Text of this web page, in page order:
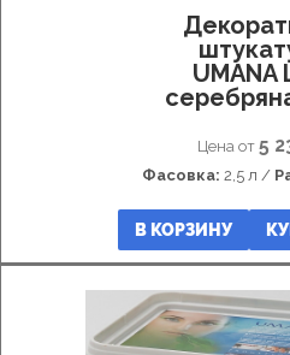
Микроцемент
Воски
Гладкие
краски
Шпатлевка
UMANA
Цена от 5
Фасовка: 2,5 л /
В КОРЗИНУ